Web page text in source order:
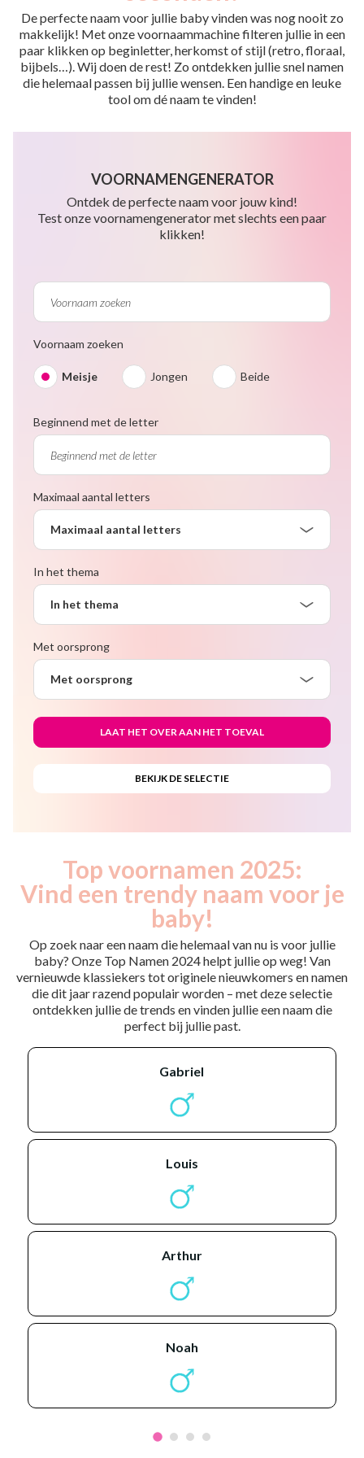
De perfecte naam voor jullie baby vinden was nog nooit zo
makkelijk! Met onze voornaammachine filteren jullie in een
paar klikken op beginletter, herkomst of stijl (retro, floraal,
bijbels…). Wij doen de rest! Zo ontdekken jullie snel namen
die helemaal passen bij jullie wensen. Een handige en leuke
tool om dé naam te vinden!
VOORNAMENGENERATOR
Ontdek de perfecte naam voor jouw kind!
Test onze voornamengenerator met slechts een paar
klikken!
Voornaam zoeken
Meisje Jongen Beide
Beginnend met de letter
Maximaal aantal letters
Maximaal aantal letters
In het thema
In het thema
Met oorsprong
Met oorsprong
Top voornamen 2025:
Vind een trendy naam voor je
baby!
Op zoek naar een naam die helemaal van nu is voor jullie
baby? Onze Top Namen 2024 helpt jullie op weg! Van
vernieuwde klassiekers tot originele nieuwkomers en namen
die dit jaar razend populair worden – met deze selectie
ontdekken jullie de trends en vinden jullie een naam die
perfect bij jullie past.
gabriel
louis
arthur
noah